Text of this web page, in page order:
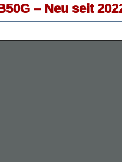
– Neu seit